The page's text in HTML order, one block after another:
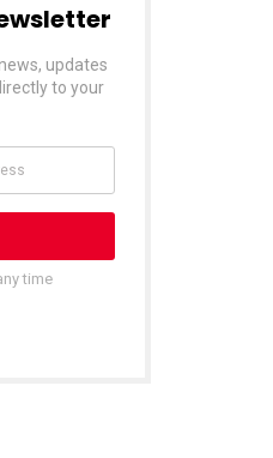
updates
to your
time